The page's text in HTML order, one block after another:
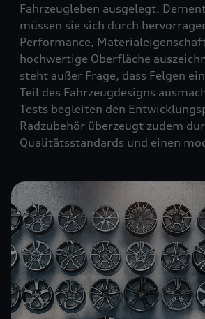
Fahrzeugleben ausgelegt.
müssen sie sich durch
Performance,
hochwertige Oberfläche
steht außer Frage, dass Felgen
Teil des Fahrzeugdesigns
Tests begleiten den
Radzubehör überzeugt zudem
Qualitätsstandards und einen